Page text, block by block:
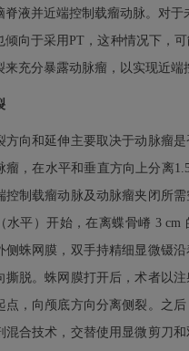
脊液并近端控制载瘤动脉。对于
倾向于采用PT，这种情况下，
来充分暴露动脉瘤，以实现近端
方向和延伸主要取决于动脉瘤
瘤，在水平和垂直方向上分离
控制载瘤动脉及动脉瘤夹闭所
水平）开始，在离蝶骨嵴 3 cm
侧蛛网膜，双手持精细显微镊
撕脱。蛛网膜打开后，术者以
点，向颅底方向分离侧裂。之
混合技术，交替使用显微剪刀